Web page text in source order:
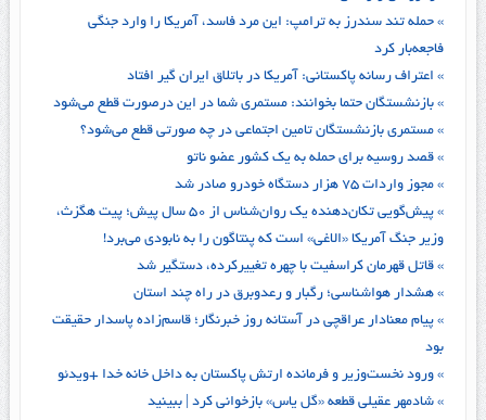
» حمله تند سندرز به ترامپ: این مرد فاسد، آمریکا را وارد جنگی
فاجعه‌بار کرد
» اعتراف رسانه پاکستانی: آمریکا در باتلاق ایران گیر افتاد
» بازنشستگان حتما بخوانند: مستمری شما در این درصورت قطع می‌شود
» مستمری بازنشستگان تامین اجتماعی در چه صورتی قطع می‌شود؟
» قصد روسیه برای حمله به یک کشور عضو ناتو
» مجوز واردات ۷۵ هزار دستگاه خودرو صادر شد
» پیش‌گویی تکان‌دهنده یک روان‌شناس از ۵۰ سال پیش؛ پیت هگزث،
وزیر جنگ آمریکا «الاغی» است که پنتاگون را به نابودی می‌برد!
» قاتل قهرمان کراسفیت با چهره‌ تغییرکرده، دستگیر شد
» هشدار هواشناسی؛ رگبار و رعدوبرق در راه چند استان
» پیام معنادار عراقچی در آستانه روز خبرنگار؛ قاسم‌زاده پاسدار حقیقت
بود
» ورود نخست‌وزیر و فرمانده ارتش پاکستان به داخل خانه خدا +ویدئو
» شادمهر عقیلی قطعه «گل یاس» بازخوانی کرد | ببینید